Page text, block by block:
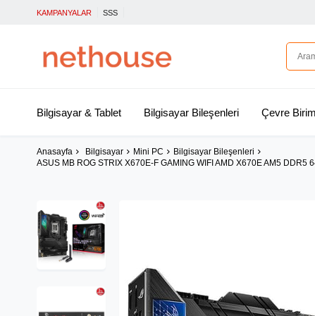
KAMPANYALAR SSS
Bilgisayar & Tablet Bilgisayar Bileşenleri Çevre
Anasayfa Bilgisayar Mini PC
Bilgisayar Bileşenleri
ASUS MB ROG STRIX X670E-F GAMING WIFI AMD X670E AM5 DDR5